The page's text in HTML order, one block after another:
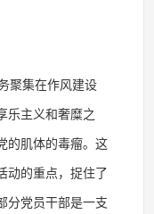
集在作风建设
乐主义和奢糜之
的肌体的毒瘤。这
动的重点，捉住了
分党员干部是一支